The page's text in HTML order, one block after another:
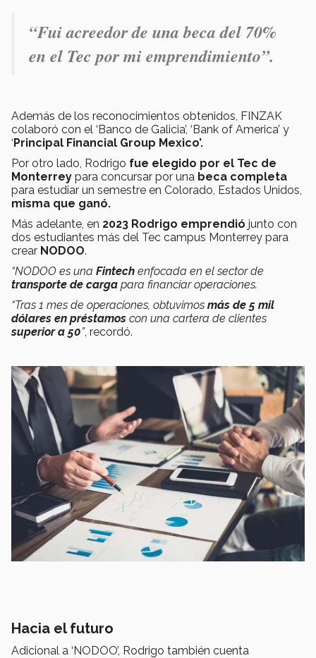
“Fui acreedor de una beca del 70%
en el Tec por mi emprendimiento”.
Además de los reconocimientos obtenidos, FINZAK
colaboró con el ‘Banco de Galicia’, ‘Bank of America’ y
‘Principal Financial Group Mexico’.
Por otro lado, Rodrigo fue elegido por el Tec de
Monterrey para concursar por una beca completa
para estudiar un semestre en Colorado, Estados Unidos,
misma que ganó.
Más adelante, en 2023 Rodrigo emprendió junto con
dos estudiantes más del Tec campus Monterrey para
crear NODOO.
“NODOO es una Fintech enfocada en el sector de
transporte de carga para financiar operaciones.
“Tras 1 mes de operaciones, obtuvimos más de 5 mil
dólares en préstamos con una cartera de clientes
superior a 50”, recordó.
Hacia el futuro
Adicional a ‘NODOO’, Rodrigo también cuenta